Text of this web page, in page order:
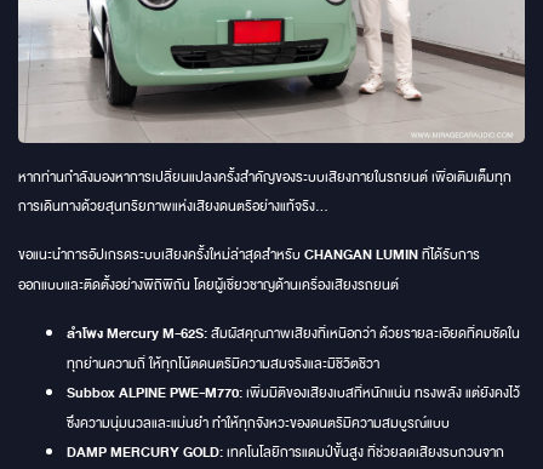
หากท่านกำลังมองหาการเปลี่ยนแปลงครั้งสำคัญของระบบเสียงภายในรถยนต์ เพื่อเติมเต็มทุก
การเดินทางด้วยสุนทรียภาพแห่งเสียงดนตรีอย่างแท้จริง...
ขอแนะนำการอัปเกรดระบบเสียงครั้งใหม่ล่าสุดสำหรับ CHANGAN LUMINที่ได้รับการ
ออกแบบและติดตั้งอย่างพิถีพิถัน โดยผู้เชี่ยวชาญด้านเครื่องเสียงรถยนต์
ลำโพง Mercury M-62S:สัมผัสคุณภาพเสียงที่เหนือกว่า ด้วยรายละเอียดที่คมชัดใน
ทุกย่านความถี่ ให้ทุกโน้ตดนตรีมีความสมจริงและมีชีวิตชีวา
Subbox ALPINE PWE-M770:เพิ่มมิติของเสียงเบสที่หนักแน่น ทรงพลัง แต่ยังคงไว้
ซึ่งความนุ่มนวลและแม่นยำ ทำให้ทุกจังหวะของดนตรีมีความสมบูรณ์แบบ
DAMP MERCURY GOLD:เทคโนโลยีการแดมป์ขั้นสูง ที่ช่วยลดเสียงรบกวนจาก